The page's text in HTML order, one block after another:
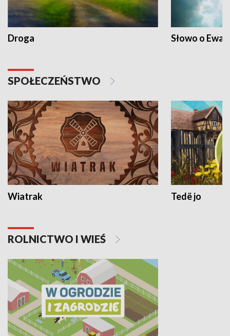
Droga Słowo o
SPOŁECZEŃSTWO
Wiatrak Tedë jo
ROLNICTWO I WIEŚ